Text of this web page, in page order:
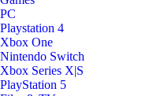
PC
Playstation 4
Xbox One
Nintendo Switch
Xbox Series X|S
PlayStation 5